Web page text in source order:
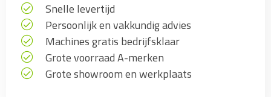
Snelle levertijd
Persoonlijk en vakkundig advies
Machines gratis bedrijfsklaar
Grote voorraad A-merken
Grote showroom en werkplaats